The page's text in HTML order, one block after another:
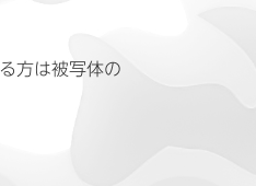
方は被写体の